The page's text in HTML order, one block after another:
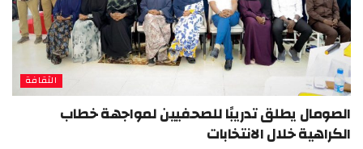
الثقافة
الصومال يطلق تدريبًا للصحفيين لمواجهة خطاب
الكراهية خلال الانتخابات